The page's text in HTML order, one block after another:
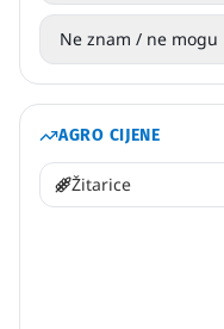
Ne znam / ne
AGRO CIJENE
Žitarice